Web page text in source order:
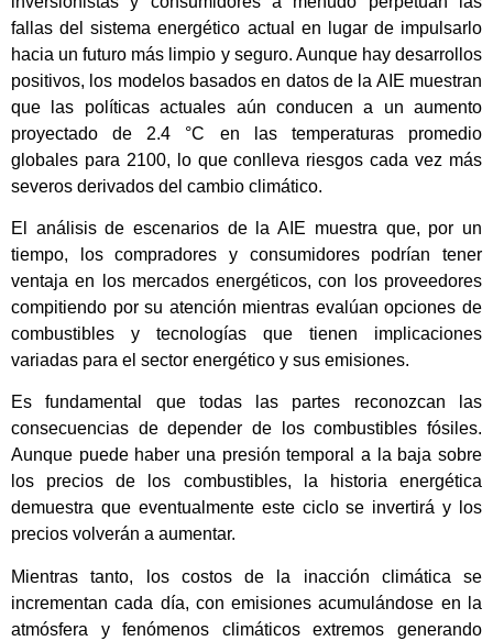
fallas del sistema energético actual en lugar de impulsarlo
hacia un futuro más limpio y seguro. Aunque hay desarrollos
positivos, los modelos basados en datos de la AIE muestran
que las políticas actuales aún conducen a un aumento
proyectado de 2.4 °C en las temperaturas promedio
globales para 2100, lo que conlleva riesgos cada vez más
severos derivados del cambio climático.
El análisis de escenarios de la AIE muestra que, por un
tiempo, los compradores y consumidores podrían tener
ventaja en los mercados energéticos, con los proveedores
compitiendo por su atención mientras evalúan opciones de
combustibles y tecnologías que tienen implicaciones
variadas para el sector energético y sus emisiones.
Es fundamental que todas las partes reconozcan las
consecuencias de depender de los combustibles fósiles.
Aunque puede haber una presión temporal a la baja sobre
los precios de los combustibles, la historia energética
demuestra que eventualmente este ciclo se invertirá y los
precios volverán a aumentar.
Mientras tanto, los costos de la inacción climática se
incrementan cada día, con emisiones acumulándose en la
atmósfera y fenómenos climáticos extremos generando